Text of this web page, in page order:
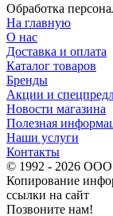
Обработка
На главную
О нас
Доставка и оплата
Каталог товаров
Бренды
Акции и
Новости магазина
Полезная
Наши услуги
Контакты
© 1992 - 2026
Копирование
ссылки на сайт
Позвоните нам!